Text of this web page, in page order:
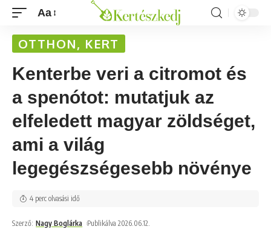
Aa
OTTHON, KERT
Kenterbe veri a citromot és
a spenótot: mutatjuk az
elfeledett magyar zöldséget,
ami a világ
legegészségesebb növénye
Szerző: Nagy Boglárka Publikálva 2026.06.12.
4 perc olvasási idő